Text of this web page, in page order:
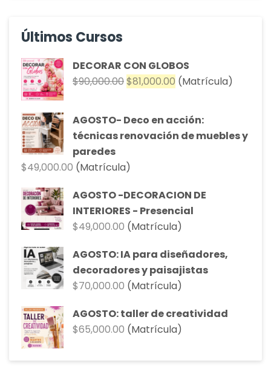
Últimos Cursos
DECORAR CON GLOBOS
$90,000.00$81,000.00 (Matrícula)
AGOSTO- Deco en acción:
técnicas renovación de muebles y
paredes
$49,000.00 (Matrícula)
AGOSTO -DECORACION DE
INTERIORES - Presencial
$49,000.00 (Matrícula)
AGOSTO: IA para diseñadores,
decoradores y paisajistas
$70,000.00 (Matrícula)
AGOSTO: taller de creatividad
$65,000.00 (Matrícula)